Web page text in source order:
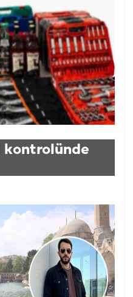
kontrolünde